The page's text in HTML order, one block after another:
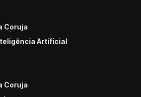
Coruja
Artificial
Coruja